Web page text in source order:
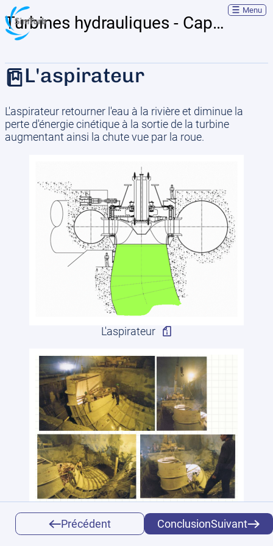
Turbines hydrauliques - Capsules théoriques
Menu
L'aspirateur
L'aspirateur retourner l'eau à la rivière et diminue la
perte d'énergie cinétique à la sortie de la turbine
augmentant ainsi la chute vue par la roue.
L'aspirateur
Blindage du coude aspirateur - Centrale
Chamera I
Précédent ConclusionSuivant